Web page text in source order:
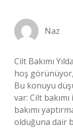
Naz
Cilt Bakımı
hoş
Bu konuyu
var: Cilt
bakımı
olduğuna dair